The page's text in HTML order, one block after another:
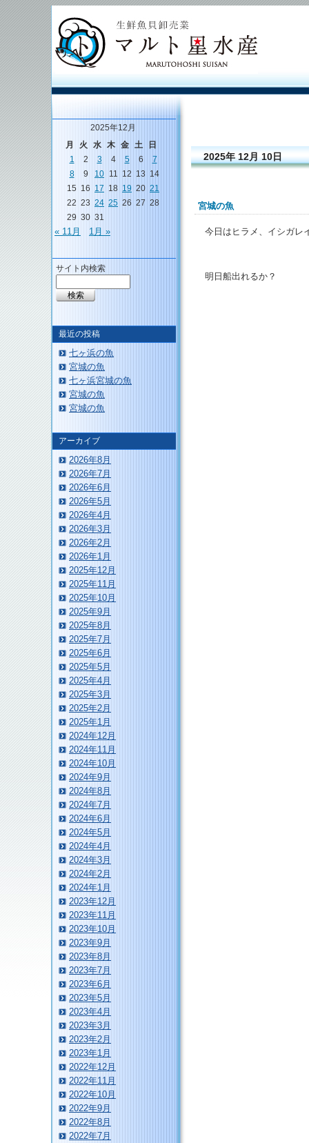
2025年 12月 10日
宮城の魚
今日はヒラメ、イシガレ
明日船出れるか？
2025年12月
月
火 水 木 金 土
日
1
2 3 4 5 6
7
8
9 10 11 12 13 14
15 16 17 18 19 20 21
22 23 24 25 26 27 28
29 30 31
« 11月 1月 »
サイト内検索
最近の投稿
七ヶ浜の魚
宮城の魚
七ヶ浜宮城の魚
宮城の魚
宮城の魚
アーカイブ
2026年8月
2026年7月
2026年6月
2026年5月
2026年4月
2026年3月
2026年2月
2026年1月
2025年12月
2025年11月
2025年10月
2025年9月
2025年8月
2025年7月
2025年6月
2025年5月
2025年4月
2025年3月
2025年2月
2025年1月
2024年12月
2024年11月
2024年10月
2024年9月
2024年8月
2024年7月
2024年6月
2024年5月
2024年4月
2024年3月
2024年2月
2024年1月
2023年12月
2023年11月
2023年10月
2023年9月
2023年8月
2023年7月
2023年6月
2023年5月
2023年4月
2023年3月
2023年2月
2023年1月
2022年12月
2022年11月
2022年10月
2022年9月
2022年8月
2022年7月